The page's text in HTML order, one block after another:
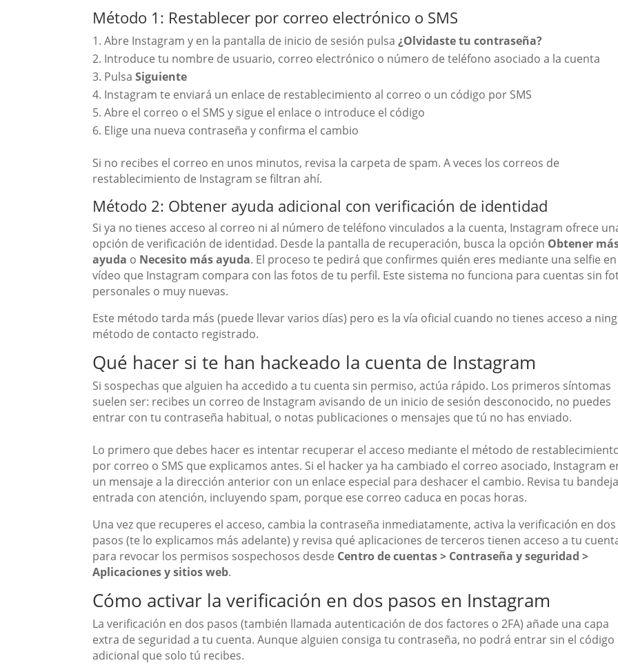
Método 1: Restablecer por correo electrónico o SMS
Abre Instagram y en la pantalla de inicio de sesión pulsa¿Olvidaste tu contraseña?
Introduce tu nombre de usuario, correo electrónico o número de teléfono asociado a la cuenta
PulsaSiguiente
Instagram te enviará un enlace de restablecimiento al correo o un código por SMS
Abre el correo o el SMS y sigue el enlace o introduce el código
Elige una nueva contraseña y confirma el cambio
Si no recibes el correo en unos minutos, revisa la carpeta de spam. A veces los correos de
restablecimiento de Instagram se filtran ahí.
Método 2: Obtener ayuda adicional con verificación de identidad
Si ya no tienes acceso al correo ni al número de teléfono vinculados a la cuenta, Instagram ofrece
opción de verificación de identidad. Desde la pantalla de recuperación, busca la opción Obtener
ayuda o Necesito más ayuda. El proceso te pedirá que confirmes quién eres mediante una selfie en
vídeo que Instagram compara con las fotos de tu perfil. Este sistema no funciona para cuentas sin
personales o muy nuevas.
Este método tarda más (puede llevar varios días) pero es la vía oficial cuando no tienes acceso a
método de contacto registrado.
Qué hacer si te han hackeado la cuenta de Instagram
Si sospechas que alguien ha accedido a tu cuenta sin permiso, actúa rápido. Los primeros síntomas
suelen ser: recibes un correo de Instagram avisando de un inicio de sesión desconocido, no puedes
entrar con tu contraseña habitual, o notas publicaciones o mensajes que tú no has enviado.
Lo primero que debes hacer es intentar recuperar el acceso mediante el método de
por correo o SMS que explicamos antes. Si el hacker ya ha cambiado el correo asociado, Instagram
un mensaje a la dirección anterior con un enlace especial para deshacer el cambio. Revisa tu
entrada con atención, incluyendo spam, porque ese correo caduca en pocas horas.
Una vez que recuperes el acceso, cambia la contraseña inmediatamente, activa la verificación en dos
pasos (te lo explicamos más adelante) y revisa qué aplicaciones de terceros tienen acceso a tu
para revocar los permisos sospechosos desde Centro de cuentas > Contraseña y seguridad >
Aplicaciones y sitios web.
Cómo activar la verificación en dos pasos en Instagram
La verificación en dos pasos (también llamada autenticación de dos factores o 2FA) añade una capa
extra de seguridad a tu cuenta. Aunque alguien consiga tu contraseña, no podrá entrar sin el código
adicional que solo tú recibes.